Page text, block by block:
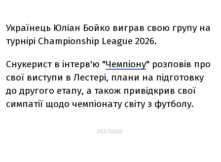
Українець Юліан Бойко виграв свою групу на
турнірі Championship League 2026.
Снукерист в інтерв'ю "Чемпіону" розповів про
свої виступи в Лестері, плани на підготовку
до другого етапу, а також привідкрив свої
симпатії щодо чемпіонату світу з футболу.
РЕКЛАМА: